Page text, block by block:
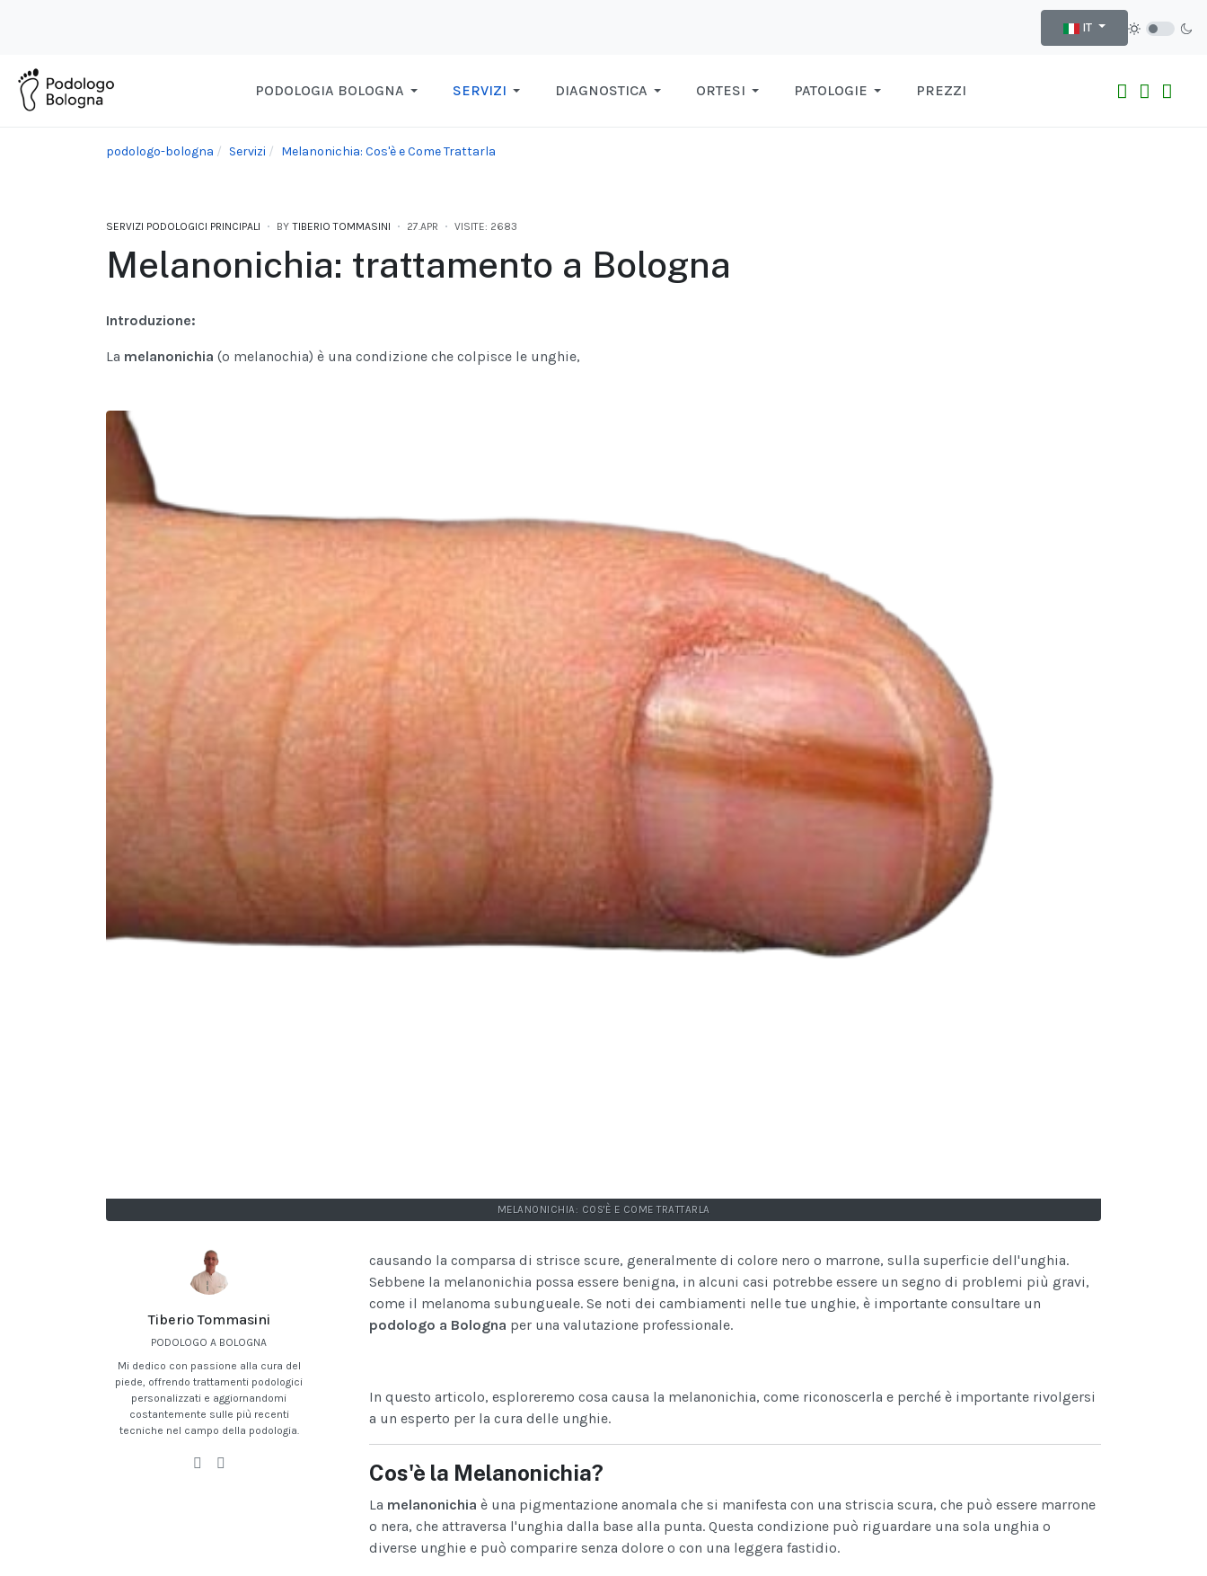
Seleziona la tua lingua
IT
PODOLOGIA BOLOGNA SERVIZI DIAGNOSTICA ORTESI PATOLOGIE PREZZI
podologo-bologna Servizi Melanonichia: Cos'è e Come Trattarla
SERVIZI PODOLOGICI PRINCIPALI BY TIBERIO TOMMASINI 27.APR VISITE: 2683
Melanonichia: trattamento a Bologna
Introduzione:
La melanonichia (o melanochia) è una condizione che colpisce le unghie,
MELANONICHIA: COS'È E COME TRATTARLA
Tiberio Tommasini
PODOLOGO A BOLOGNA
Mi dedico con passione alla cura del
piede, offrendo trattamenti podologici
personalizzati e aggiornandomi
costantemente sulle più recenti
tecniche nel campo della podologia.
causando la comparsa di strisce scure, generalmente di colore nero o marrone, sulla superficie dell'unghia.
Sebbene la melanonichia possa essere benigna, in alcuni casi potrebbe essere un segno di problemi più gravi,
come il melanoma subungueale. Se noti dei cambiamenti nelle tue unghie, è importante consultare un
podologo a Bologna per una valutazione professionale.
In questo articolo, esploreremo cosa causa la melanonichia, come riconoscerla e perché è importante rivolgersi
a un esperto per la cura delle unghie.
Cos'è la Melanonichia?
La melanonichia è una pigmentazione anomala che si manifesta con una striscia scura, che può essere marrone
o nera, che attraversa l'unghia dalla base alla punta. Questa condizione può riguardare una sola unghia o
diverse unghie e può comparire senza dolore o con una leggera fastidio.